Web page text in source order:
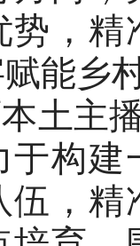
势，
能乡
土主
于构
伍，